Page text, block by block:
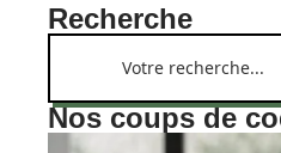
Recherche
Nos coups de